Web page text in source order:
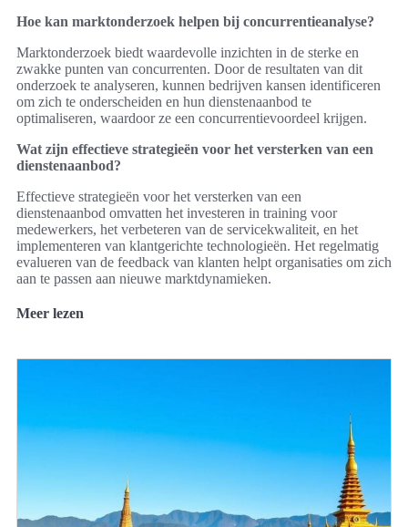
Hoe kan marktonderzoek helpen bij concurrentieanalyse?
Marktonderzoek biedt waardevolle inzichten in de sterke en
zwakke punten van concurrenten. Door de resultaten van dit
onderzoek te analyseren, kunnen bedrijven kansen identificeren
om zich te onderscheiden en hun dienstenaanbod te
optimaliseren, waardoor ze een concurrentievoordeel krijgen.
Wat zijn effectieve strategieën voor het versterken van een
dienstenaanbod?
Effectieve strategieën voor het versterken van een
dienstenaanbod omvatten het investeren in training voor
medewerkers, het verbeteren van de servicekwaliteit, en het
implementeren van klantgerichte technologieën. Het regelmatig
evalueren van de feedback van klanten helpt organisaties om zich
aan te passen aan nieuwe marktdynamieken.
Meer lezen